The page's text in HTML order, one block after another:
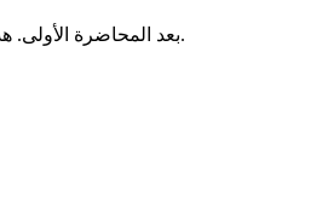
بعد المحاضرة الأولى. هذه الفترات تتوافق تقريبًا مع نقاط تحوّل منحنى النسيان.